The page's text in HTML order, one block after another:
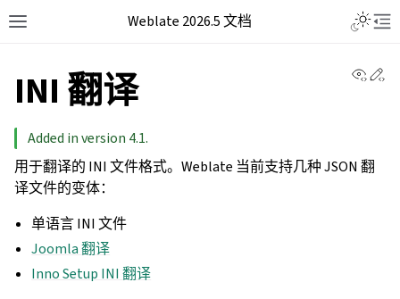
Weblate 2026.5 文档
INI 翻译
Added in version 4.1.
用于翻译的 INI 文件格式。Weblate 当前支持几种 JSON 翻
译文件的变体：
单语言 INI 文件
Joomla 翻译
Inno Setup INI 翻译